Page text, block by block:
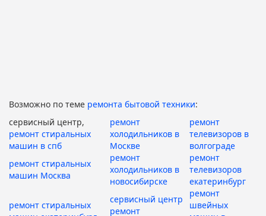
Возможно по теме ремонта бытовой техники:
сервисный центр,
ремонт стиральных
машин в спб
ремонт
холодильников в
Москве
ремонт
телевизоров в
волгограде
ремонт стиральных
машин Москва
ремонт
холодильников в
новосибирске
ремонт
телевизоров
екатеринбург
ремонт стиральных
сервисный центр
ремонт
ремонт
швейных